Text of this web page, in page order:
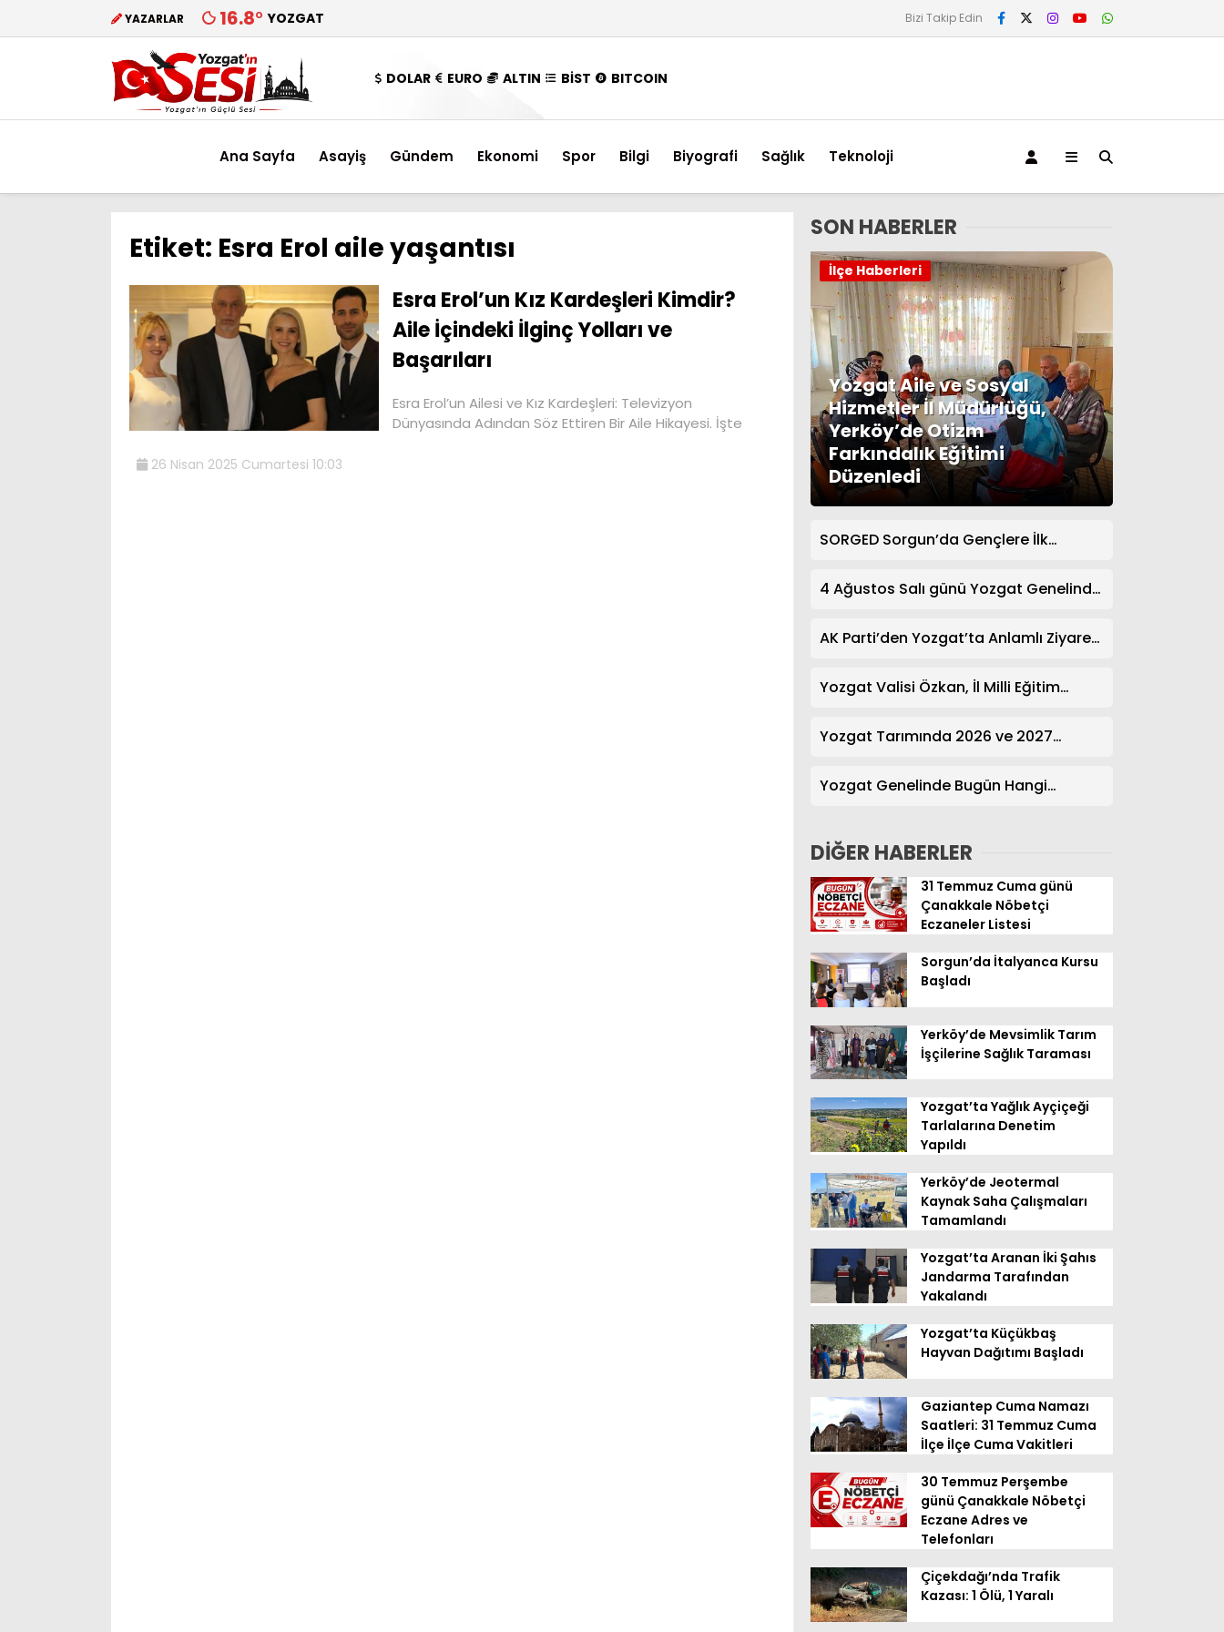
YAZARLAR 16.8° YOZGAT Bizi Takip Edin
DOLAR EURO ALTIN BİST BITCOIN
Ana Sayfa Asayiş Gündem Ekonomi Spor Bilgi Biyografi Sağlık Teknoloji
Etiket: Esra Erol aile yaşantısı
Esra Erol’un Kız Kardeşleri Kimdir?
Aile İçindeki İlginç Yolları ve
Başarıları
Esra Erol’un Ailesi ve Kız Kardeşleri: Televizyon
Dünyasında Adından Söz Ettiren Bir Aile Hikayesi. İşte
26 Nisan 2025 Cumartesi 10:03
SON HABERLER
Yozgat Aile ve Sosyal
Hizmetler İl Müdürlüğü,
Yerköy’de Otizm
Farkındalık Eğitimi
Düzenledi
İlçe Haberleri
SORGED Sorgun’da Gençlere İlk
4 Ağustos Salı günü Yozgat Genelinde
AK Parti’den Yozgat’ta Anlamlı Ziyaret!
Üyeleriyle Buluştu
Yozgat Valisi Özkan, İl Milli Eğitim
Yozgat Tarımında 2026 ve 2027
Yozgat Genelinde Bugün Hangi
DİĞER HABERLER
31 Temmuz Cuma günü
Çanakkale Nöbetçi
Eczaneler Listesi
Sorgun’da İtalyanca Kursu
Başladı
Yerköy’de Mevsimlik Tarım
İşçilerine Sağlık Taraması
Yozgat’ta Yağlık Ayçiçeği
Tarlalarına Denetim
Yapıldı
Yerköy’de Jeotermal
Kaynak Saha Çalışmaları
Tamamlandı
Yozgat’ta Aranan İki Şahıs
Jandarma Tarafından
Yakalandı
Yozgat’ta Küçükbaş
Hayvan Dağıtımı Başladı
Gaziantep Cuma Namazı
Saatleri: 31 Temmuz Cuma
İlçe İlçe Cuma Vakitleri
30 Temmuz Perşembe
günü Çanakkale Nöbetçi
Eczane Adres ve
Telefonları
Çiçekdağı’nda Trafik
Kazası: 1 Ölü, 1 Yaralı